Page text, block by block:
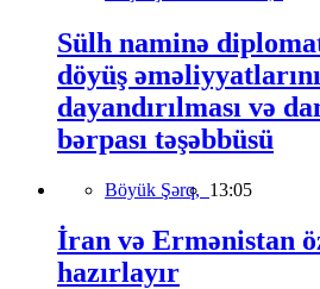
Sülh naminə
döyüş
dayandırılması və
bərpası təşəbbüsü
Böyük Şərq, 13:05
İran və Ermənistan
hazırlayır